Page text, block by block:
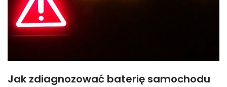
Jak zdiagnozować baterię samochodu